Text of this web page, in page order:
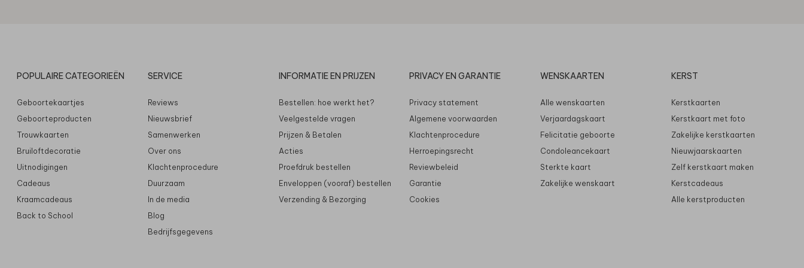
POPULAIRE CATEGORIEËN
Geboortekaartjes
Geboorteproducten
Trouwkaarten
Bruiloftdecoratie
Uitnodigingen
Cadeaus
Kraamcadeaus
Back to School
SERVICE
Reviews
Nieuwsbrief
Samenwerken
Over ons
Klachtenprocedure
Duurzaam
In de media
Blog
Bedrijfsgegevens
INFORMATIE EN PRIJZEN
Bestellen: hoe werkt het?
Veelgestelde vragen
Prijzen & Betalen
Acties
Proefdruk bestellen
Enveloppen (vooraf) bestellen
Verzending & Bezorging
PRIVACY EN GARANTIE
Privacy statement
Algemene voorwaarden
Klachtenprocedure
Herroepingsrecht
Reviewbeleid
Garantie
Cookies
WENSKAARTEN
Alle wenskaarten
Verjaardagskaart
Felicitatie geboorte
Condoleancekaart
Sterkte kaart
Zakelijke wenskaart
KERST
Kerstkaarten
Kerstkaart met foto
Zakelijke kerstkaarten
Nieuwjaarskaarten
Zelf kerstkaart maken
Kerstcadeaus
Alle kerstproducten